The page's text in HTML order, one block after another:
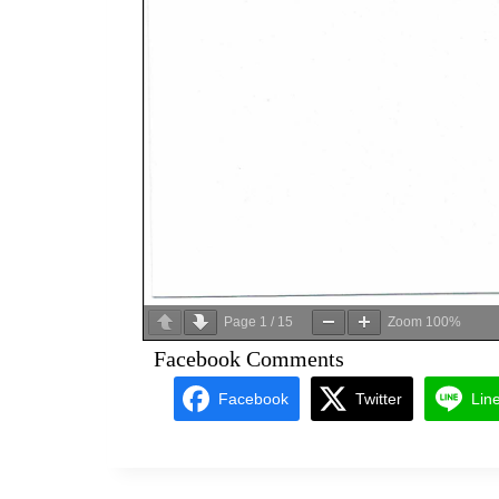
Page 1 / 15 Zoom 100%
Facebook Comments
Facebook Twitter